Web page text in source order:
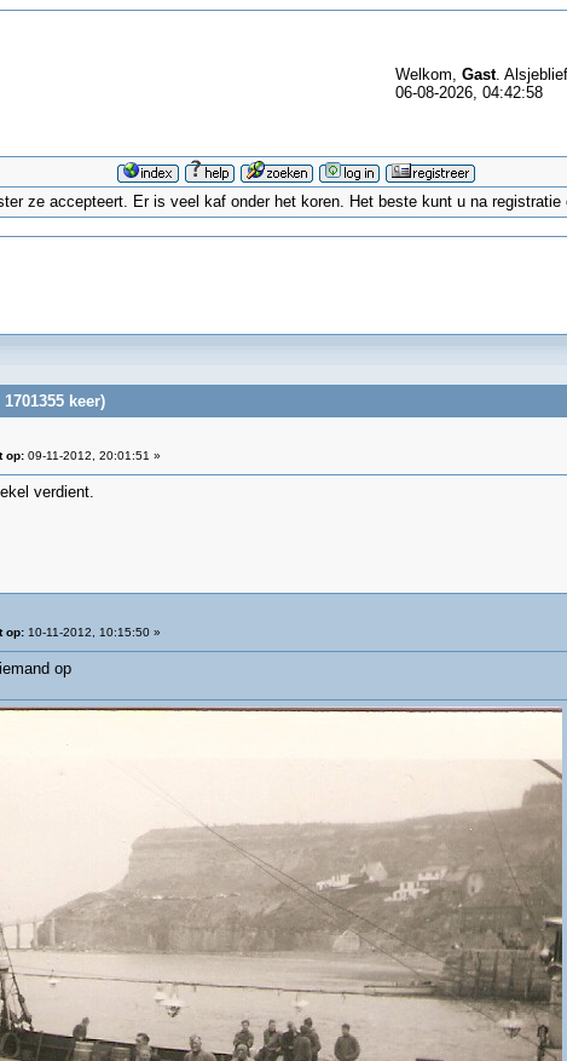
Welkom, Gast.
06-08-2026, 04:42:58
ze accepteert. Er is veel kaf onder het koren. Het beste kunt u na
keer)
op:09-11-2012, 20:01:51 »
verdient.
op:10-11-2012, 10:15:50 »
op